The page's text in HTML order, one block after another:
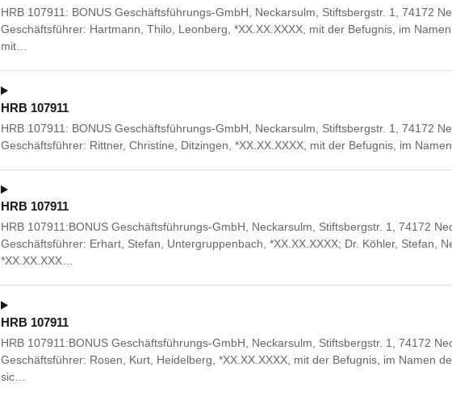
HRB 107911: BONUS Geschäftsführungs-GmbH, Neckarsulm, Stiftsbergstr. 1, 74172
Geschäftsführer: Hartmann, Thilo, Leonberg, *XX.XX.XXXX, mit der Befugnis, im
mit…
HRB 107911
HRB 107911: BONUS Geschäftsführungs-GmbH, Neckarsulm, Stiftsbergstr. 1, 74172
Geschäftsführer: Rittner, Christine, Ditzingen, *XX.XX.XXXX, mit der Befugnis, im
HRB 107911
HRB 107911:BONUS Geschäftsführungs-GmbH, Neckarsulm, Stiftsbergstr. 1, 74172
Geschäftsführer: Erhart, Stefan, Untergruppenbach, *XX.XX.XXXX; Dr. Köhler, Stefan,
*XX.XX.XXX…
HRB 107911
HRB 107911:BONUS Geschäftsführungs-GmbH, Neckarsulm, Stiftsbergstr. 1, 74172
Geschäftsführer: Rosen, Kurt, Heidelberg, *XX.XX.XXXX, mit der Befugnis, im Namen
sic…